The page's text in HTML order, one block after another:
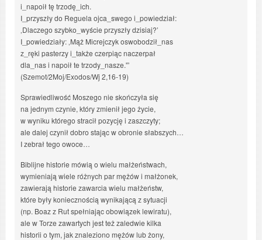
i_napoił tę trzodę_ich.
I_przyszły do Reguela ojca_swego i_powiedział:
‚Dlaczego szybko_wyście przyszły dzisiaj?’
I_powiedziały: ‚Mąż Micrejczyk oswobodził_nas
z_ręki pasterzy i_także czerpiąc naczerpał
dla_nas i napoił te trzody_nasze.'”
(Szemot/2Moj/Exodos/Wj 2,16-19)
Sprawiedliwość Moszego nie skończyła się
na jednym czynie, który zmienił jego życie,
w wyniku którego stracił pozycję i zaszczyty;
ale dalej czynił dobro stając w obronie słabszych…
I zebrał tego owoce…
Biblijne historie mówią o wielu małżeństwach,
wymieniają wiele różnych par mężów i małżonek,
zawierają historie zawarcia wielu małżeństw,
które były koniecznością wynikającą z sytuacji
(np. Boaz z Rut spełniając obowiązek lewiratu),
ale w Torze zawartych jest też zaledwie kilka
historii o tym, jak znaleziono mężów lub żony,